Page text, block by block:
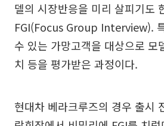
델의 시장반응을 미리 살피기도
FGI(Focus Group Interview).
수 있는 가망고객을 대상으로 모
치 등을 평가받은 과정이다.
현대차 베라크루즈의 경우 출시